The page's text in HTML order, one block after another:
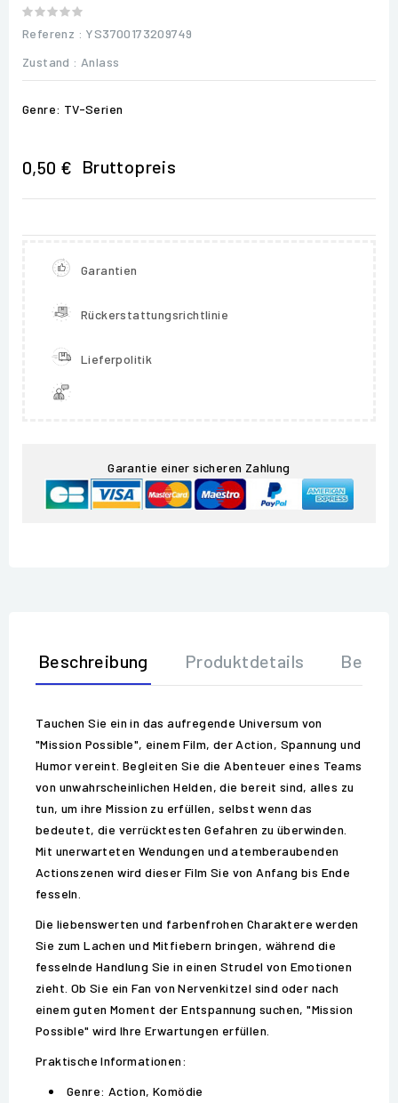
Referenz : YS3700173209749
Zustand : Anlass
Genre: TV-Serien
0,50 € Bruttopreis
Garantien
Rückerstattungsrichtlinie
Lieferpolitik
Garantie einer sicheren Zahlung
Beschreibung Produktdetails
Tauchen Sie ein in das aufregende Universum von
"Mission Possible", einem Film, der Action, Spannung und
Humor vereint. Begleiten Sie die Abenteuer eines Teams
von unwahrscheinlichen Helden, die bereit sind, alles zu
tun, um ihre Mission zu erfüllen, selbst wenn das
bedeutet, die verrücktesten Gefahren zu überwinden.
Mit unerwarteten Wendungen und atemberaubenden
Actionszenen wird dieser Film Sie von Anfang bis Ende
fesseln.
Die liebenswerten und farbenfrohen Charaktere werden
Sie zum Lachen und Mitfiebern bringen, während die
fesselnde Handlung Sie in einen Strudel von Emotionen
zieht. Ob Sie ein Fan von Nervenkitzel sind oder nach
einem guten Moment der Entspannung suchen, "Mission
Possible" wird Ihre Erwartungen erfüllen.
Praktische Informationen:
Genre: Action, Komödie